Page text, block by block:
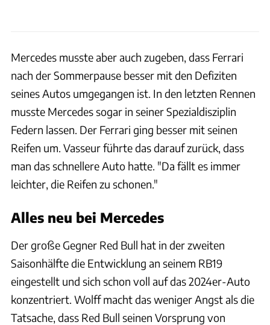
Mercedes musste aber auch zugeben, dass Ferrari
nach der Sommerpause besser mit den Defiziten
seines Autos umgegangen ist. In den letzten Rennen
musste Mercedes sogar in seiner Spezialdisziplin
Federn lassen. Der Ferrari ging besser mit seinen
Reifen um. Vasseur führte das darauf zurück, dass
man das schnellere Auto hatte. "Da fällt es immer
leichter, die Reifen zu schonen."
Alles neu bei Mercedes
Der große Gegner Red Bull hat in der zweiten
Saisonhälfte die Entwicklung an seinem RB19
eingestellt und sich schon voll auf das 2024er-Auto
konzentriert. Wolff macht das weniger Angst als die
Tatsache, dass Red Bull seinen Vorsprung von